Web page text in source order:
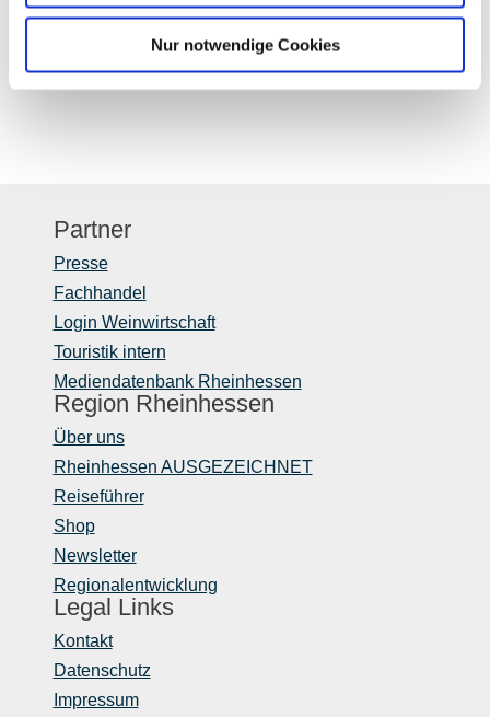
Nur notwendige Cookies
10.10.2026
Partner
Presse
Fachhandel
Login Weinwirtschaft
Touristik intern
Mediendatenbank Rheinhessen
Region Rheinhessen
Über uns
Rheinhessen AUSGEZEICHNET
Reiseführer
Shop
Newsletter
Regionalentwicklung
Legal Links
Kontakt
Datenschutz
Impressum